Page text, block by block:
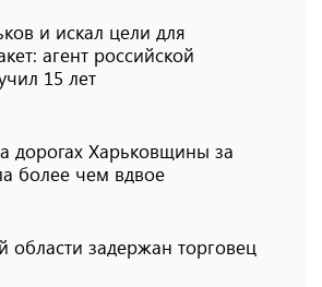
и искал цели для
агент российской
15 лет
дорогах Харьковщины за
более чем вдвое
области задержан торговец